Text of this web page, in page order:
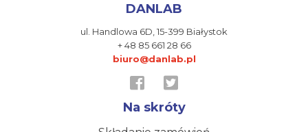
DANLAB
ul. Handlowa 6D, 15-399 Białystok
+ 48 85 661 28 66
biuro@danlab.pl
Na skróty